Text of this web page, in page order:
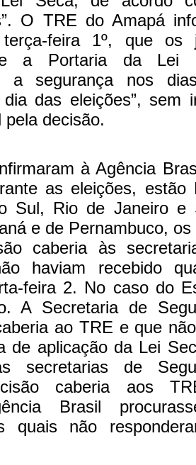
O TRE do Amapá
feira 1º, que os
a Portaria da Lei
a segurança nos
das eleições”, sem
decisão.
à Agência
as eleições, estão
Sul, Rio de Janeiro e
e de Pernambuco,
caberia às
haviam recebido
feira 2. No caso do
A Secretaria de
ao TRE e que
de aplicação da Lei
de
caberia aos
Brasil
quais não